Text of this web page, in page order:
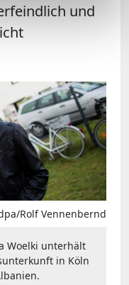
und
Rolf Vennenbernd
Woelki unterhält
in Köln